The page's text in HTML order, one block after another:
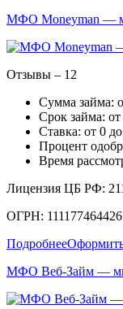
МФО Moneyman —
Отзывы – 12
Сумма займа:
Срок займа:
Ставка: от 0
Процент
Время
Лицензия ЦБ РФ:
ОГРН:
Подробнее
МФО Веб-Займ —